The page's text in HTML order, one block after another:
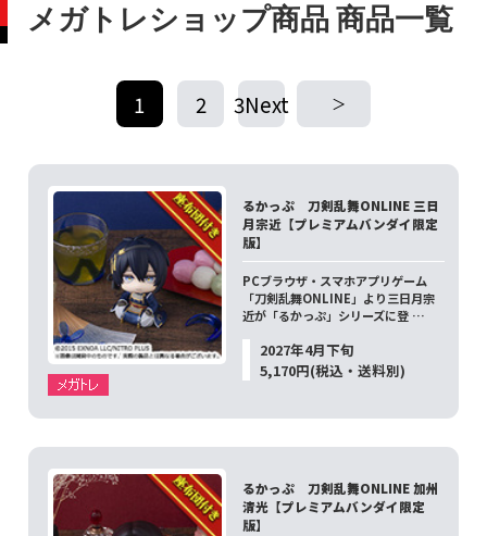
メガトレショップ商品 商品一覧
1 2 ​ ​
3Next
るかっぷ 刀剣乱舞ONLINE 三日
月宗近【プレミアムバンダイ限定
版】
PCブラウザ・スマホアプリゲーム
「刀剣乱舞ONLINE」より三日月宗
近が「るかっぷ」シリーズに登 …
2027年4月下旬
5,170円(税込・送料別)
るかっぷ 刀剣乱舞ONLINE 加州
清光【プレミアムバンダイ限定
版】